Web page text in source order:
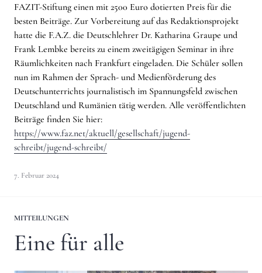
FAZIT-Stiftung einen mit 2500 Euro dotierten Preis für die
besten Beiträge. Zur Vorbereitung auf das Redaktionsprojekt
hatte die F.A.Z. die Deutschlehrer Dr. Katharina Graupe und
Frank Lembke bereits zu einem zweitägigen Seminar in ihre
Räumlichkeiten nach Frankfurt eingeladen. Die Schüler sollen
nun im Rahmen der Sprach- und Medienförderung des
Deutschunterrichts journalistisch im Spannungsfeld zwischen
Deutschland und Rumänien tätig werden. Alle veröffentlichten
Beiträge finden Sie hier:
https://www.faz.net/aktuell/gesellschaft/jugend-
schreibt/jugend-schreibt/
7. Februar 2024
MITTEILUNGEN
Eine für alle